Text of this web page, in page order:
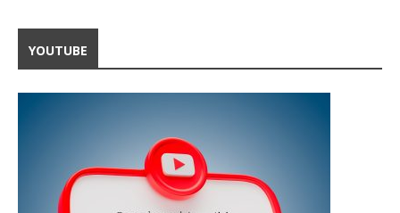
YOUTUBE